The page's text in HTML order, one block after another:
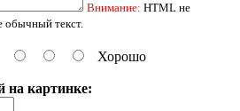
Внимание: HTML не
обычный текст.
Хорошо
на картинке: